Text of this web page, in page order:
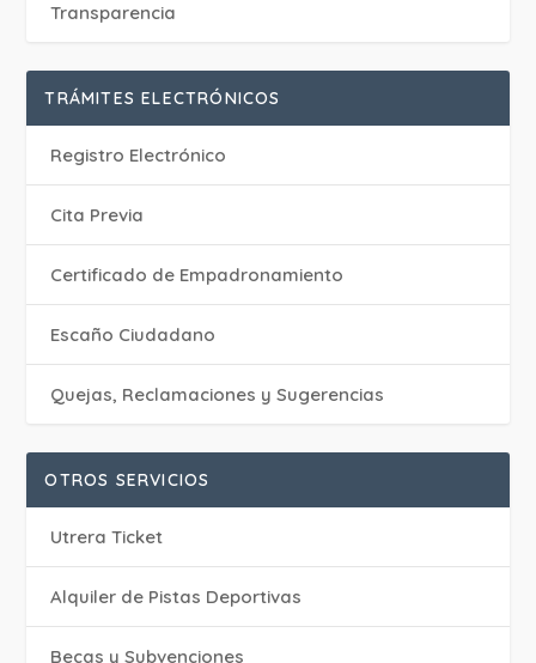
Transparencia
TRÁMITES ELECTRÓNICOS
Registro Electrónico
Cita Previa
Certificado de Empadronamiento
Escaño Ciudadano
Quejas, Reclamaciones y Sugerencias
OTROS SERVICIOS
Utrera Ticket
Alquiler de Pistas Deportivas
Becas y Subvenciones